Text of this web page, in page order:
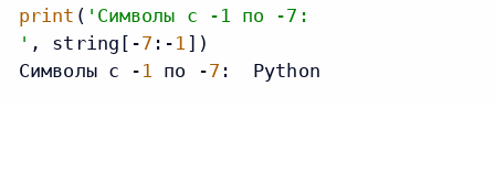
print ( 'Символы с -1 по -7:
' , string[-7 :- 1 ])
Символы с - 1 по -7 :  Python